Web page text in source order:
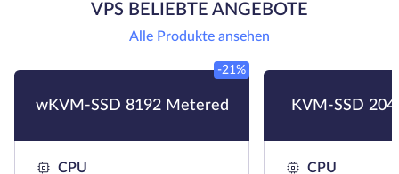
VPS BELIEBTE ANGEBOTE
Alle Produkte ansehen
wKVM-SSD 8192 Metered
-21%
CPU
KVM-SSD
CPU